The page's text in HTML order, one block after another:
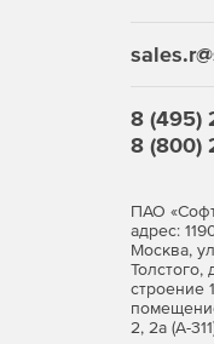
Это
iOS
8 (495)
8 (800)
ПАО
адрес:
Москва,
Толстого,
строение
2, 2а (А-